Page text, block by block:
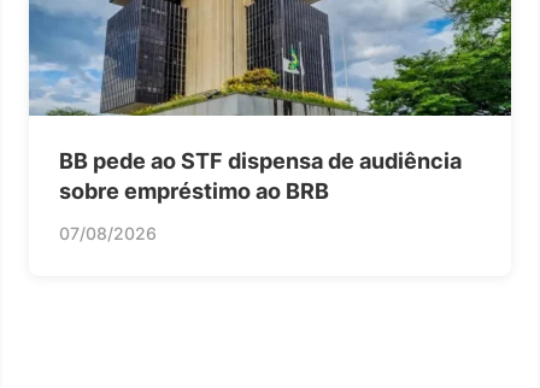
BB pede ao STF dispensa de audiência
sobre empréstimo ao BRB
07/08/2026